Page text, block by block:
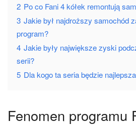
2 Po co Fani 4 kółek remontują
3 Jakie był najdroższy samochód
program?
4 Jakie były największe zyski
serii?
5 Dla kogo ta seria będzie
Fenomen programu